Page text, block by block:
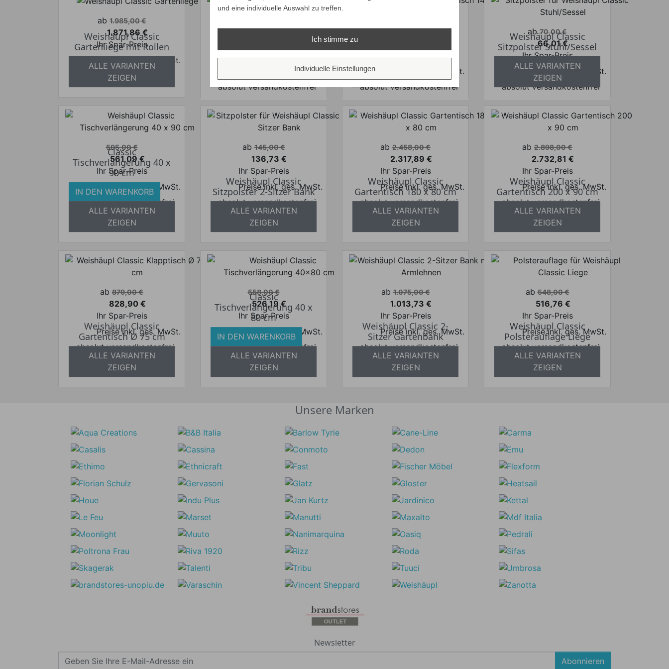
Verkaufspreis
ab 1.985,00 €
Preis
1.871,86 €
Ihr Spar-Preis
Preise inkl. ges. MwSt.
absolut versandkostenfrei
Weishäupl Classic
Gartenliege mit Rollen
ALLE VARIANTEN
ZEIGEN
Verkaufspreis
ab
Preis
Ihr Spar-Preis
Preise inkl. ges. MwSt.
absolut versandkostenfrei
ALLE VARIANTEN
ZEIGEN
Verkaufspreis
ab
Preis
Ihr Spar-Preis
Preise inkl. ges. MwSt.
absolut versandkostenfrei
ALLE VARIANTEN
ZEIGEN
Verkaufspreis
ab 70,00 €
Preis
66,01 €
Ihr Spar-Preis
Preise inkl. ges. MwSt.
absolut versandkostenfrei
Weishäupl Classic
Sitzpolster Stuhl/Sessel
ALLE VARIANTEN
ZEIGEN
Verkaufspreis
595,00 €
Preis
561,09 €
Ihr Spar-Preis
Preise inkl. ges. MwSt.
absolut versandkostenfrei
Classic
Tischverlängerung 40 x
90 cm
IN DEN WARENKORB
ALLE VARIANTEN
ZEIGEN
Verkaufspreis
ab 145,00 €
Preis
136,73 €
Ihr Spar-Preis
Preise inkl. ges. MwSt.
absolut versandkostenfrei
Weishäupl Classic
Sitzpolster 2-Sitzer Bank
ALLE VARIANTEN
ZEIGEN
Verkaufspreis
ab 2.458,00 €
Preis
2.317,89 €
Ihr Spar-Preis
Preise inkl. ges. MwSt.
absolut versandkostenfrei
Weishäupl Classic
Gartentisch 180 x 80 cm
ALLE VARIANTEN
ZEIGEN
Verkaufspreis
ab 2.898,00 €
Preis
2.732,81 €
Ihr Spar-Preis
Preise inkl. ges. MwSt.
absolut versandkostenfrei
Weishäupl Classic
Gartentisch 200 x 90 cm
ALLE VARIANTEN
ZEIGEN
Verkaufspreis
ab 879,00 €
Preis
828,90 €
Ihr Spar-Preis
Preise inkl. ges. MwSt.
absolut versandkostenfrei
Weishäupl Classic
Gartentisch Ø 75 cm
ALLE VARIANTEN
ZEIGEN
Verkaufspreis
558,00 €
Preis
526,19 €
Ihr Spar-Preis
Preise inkl. ges. MwSt.
absolut versandkostenfrei
Classic
Tischverlängerung 40 x
80 cm
IN DEN WARENKORB
ALLE VARIANTEN
ZEIGEN
Verkaufspreis
ab 1.075,00 €
Preis
1.013,73 €
Ihr Spar-Preis
Preise inkl. ges. MwSt.
absolut versandkostenfrei
Weishäupl Classic 2-
Sitzer Gartenbank
ALLE VARIANTEN
ZEIGEN
Verkaufspreis
ab 548,00 €
Preis
516,76 €
Ihr Spar-Preis
Preise inkl. ges. MwSt.
absolut versandkostenfrei
Weishäupl Classic
Polsterauflage Liege
ALLE VARIANTEN
ZEIGEN
Unsere Marken
Newsletter
Abonnieren
und eine individuelle Auswahl zu treffen.
Ich stimme zu
Individuelle Einstellungen